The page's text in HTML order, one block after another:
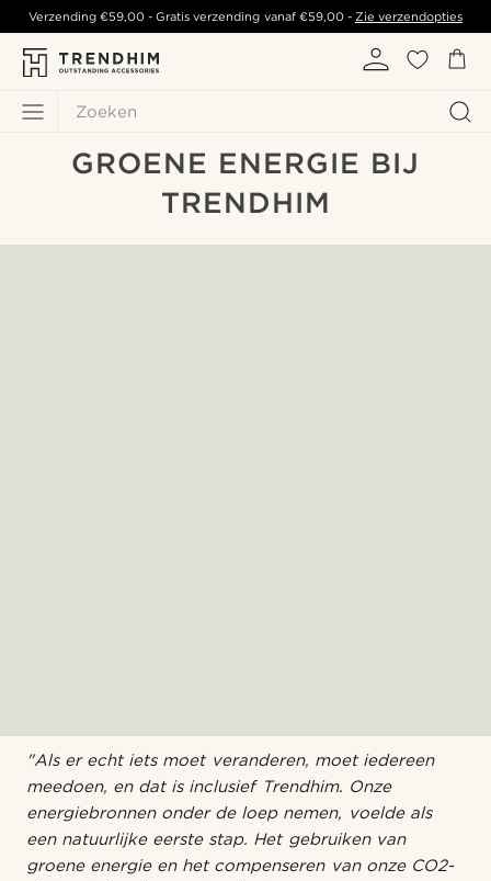
Zoeken
Verzending€59,00 - Gratis verzending vanaf €59,00- Zie verzendopties
GROENE ENERGIE BIJ
TRENDHIM
"Als er echt iets moet veranderen, moet iedereen
meedoen, en dat is inclusief Trendhim. Onze
energiebronnen onder de loep nemen, voelde als
een natuurlijke eerste stap. Het gebruiken van
groene energie en het compenseren van onze CO2-